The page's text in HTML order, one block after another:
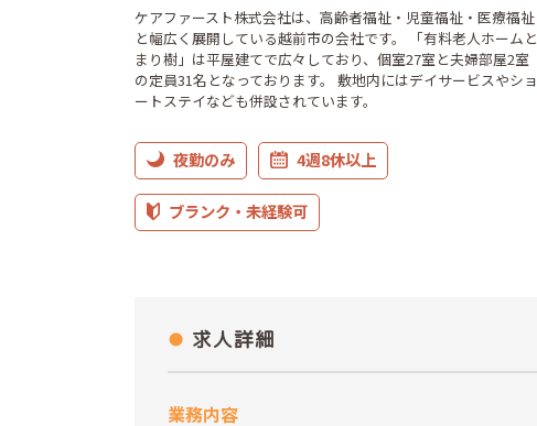
ケアファースト株式会社は、高齢者福祉・児童福祉・医療福祉
と幅広く展開している越前市の会社です。 「有料老人ホームと
まり樹」は平屋建てで広々しており、個室27室と夫婦部屋2室
の定員31名となっております。 敷地内にはデイサービスやショ
ートステイなども併設されています。
夜勤のみ 4週8休以上
ブランク・未経験可
求人詳細
業務内容